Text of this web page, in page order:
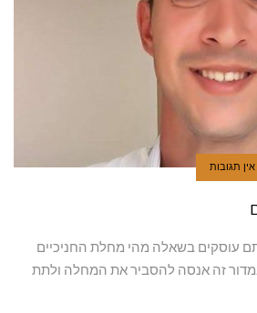
אין תגובות
עוסקים בשאלה מהי מחלת החניכיים
זה אנסה להסביר את המחלה ולתת